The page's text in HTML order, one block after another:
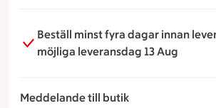
Beställ minst fyra dagar innan
möjliga leveransdag 13 Aug
Meddelande till butik